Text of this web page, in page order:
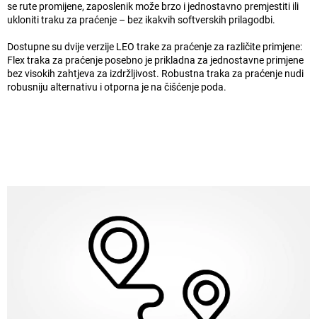
se rute promijene, zaposlenik može brzo i jednostavno premjestiti ili
ukloniti traku za praćenje – bez ikakvih softverskih prilagodbi.
Dostupne su dvije verzije LEO trake za praćenje za različite primjene:
Flex traka za praćenje posebno je prikladna za jednostavne primjene
bez visokih zahtjeva za izdržljivost. Robustna traka za praćenje nudi
robusniju alternativu i otporna je na čišćenje poda.